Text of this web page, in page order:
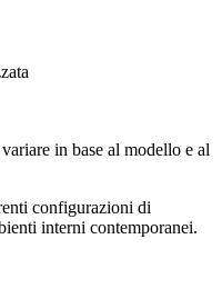
in base al modello e al
configurazioni di
interni contemporanei.